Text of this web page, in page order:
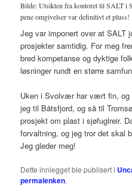
Bilde: Utsikten fra kontoret til SALT i
pene omgivelser var definitivt et pluss!
Jeg var imponert over at SALT
prosjekter samtidig. For meg
bred kompetanse og dyktige
løsninger rundt en større
Uken i Svolvær har vært fin, og
jeg til Båtsfjord, og så til
prosjekt om plast i sjøfuglreir.
forvaltning, og jeg tror det skal
Jeg gleder meg!
Dette innlegget ble publisert i
permalenken.